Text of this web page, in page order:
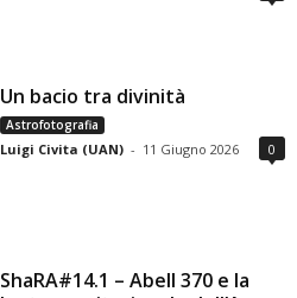
Un bacio tra divinità
Astrofotografia
Luigi Civita (UAN) - 11 Giugno 2026 0
ShaRA#14.1 – Abell 370 e la